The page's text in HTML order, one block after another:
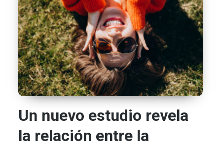
Un nuevo estudio revela
la relación entre la